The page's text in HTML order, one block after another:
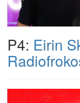
P4: Eirin